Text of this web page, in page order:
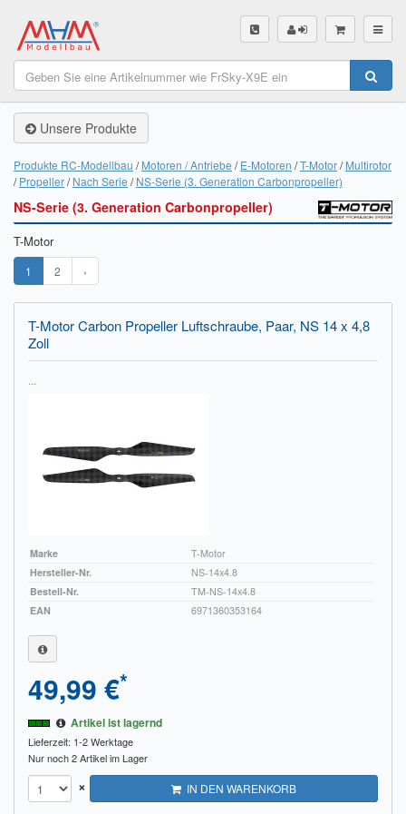
SHOP
Unsere Produkte
Servo Finder
BL-Motor Finder
Schiffsschrauben Finder
Räder Finder
Verfügbarkeitsanzeige
Widerrufsbelehrung für den Verkauf von Waren / Muster-
Widerrufsformular
AGB und Kundeninformationen
Datenschutzerklärung
Hinweise zur Batterieentsorgung
Geschäftszeiten
Unsere Produkte
Produkte RC-Modellbau Motoren / Antriebe E-Motoren T-Motor Multirotor
Propeller Nach Serie NS-Serie (3. Generation Carbonpropeller)
NS-Serie (3. Generation Carbonpropeller)
T-Motor
1 2 ›
T-Motor Carbon Propeller Luftschraube, Paar, NS 14 x 4,8
Zoll
...
Marke
T-Motor
Hersteller-Nr.
NS-14x4.8
Bestell-Nr.
TM-NS-14x4.8
EAN
6971360353164
49,99 €*
Artikel ist lagernd
Lieferzeit: 1-2 Werktage
Nur noch 2 Artikel im Lager
× IN DEN WARENKORB